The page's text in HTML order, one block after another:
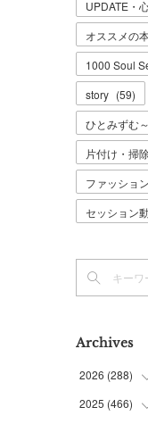
UPDATE・
オススメの
1000 Soul
story (59)
ひとみずむ
片付け・掃
ファッショ
セッション
Archives
2026 (288)
(9)
2025 (466)